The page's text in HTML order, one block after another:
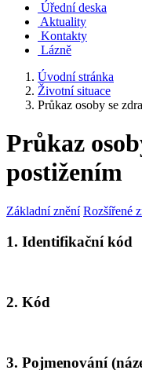
Úřední deska
Aktuality
Kontakty
Lázně
Úvodní stránka
Životní situace
Průkaz osoby se
Průkaz
postižením
Základní znění Rozšířené
1. Identifikační kód
2. Kód
3. Pojmenování